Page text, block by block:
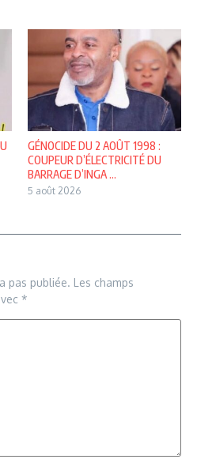
GÉNOCIDE DU 2 AOÛT 1998 :
COUPEUR D’ÉLECTRICITÉ DU
BARRAGE D’INGA ...
5 août 2026
pas publiée. Les champs
*